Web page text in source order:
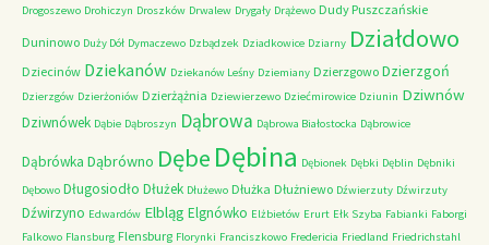
Drogoszewo Drohiczyn Droszków Drwalew Drygały Drążewo Dudy Puszczańskie
Duninowo Duży Dół Dymaczewo Dzbądzek Dziadkowice Dziarny Działdowo
Dziecinów Dziekanów Dziekanów Leśny Dziemiany Dzierzgowo Dzierzgoń
Dzierzgów Dzierżoniów Dzierżążnia Dziewierzewo Dziećmirowice Dziunin Dziwnów
Dziwnówek Dąbie Dąbroszyn Dąbrowa Dąbrowa Białostocka Dąbrowice
Dąbrówka Dąbrówno Dębe Dębina Dębionek Dębki Dęblin Dębniki
Dębowo Długosiodło Dłużek Dłużewo Dłużka Dłużniewo Dźwierzuty Dźwirzuty
Dźwirzyno Edwardów Elbląg Elgnówko Elżbietów Erurt Ełk Szyba Fabianki Faborgi
Falkowo Flansburg Flensburg Florynki Franciszkowo Fredericia Friedland Friedrichstahl